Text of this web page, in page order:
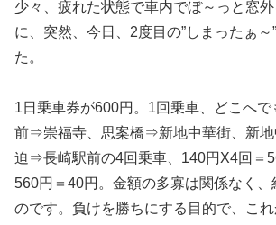
少々、疲れた状態で車内でぼ～っと窓
に、突然、今日、2度目の”しまったぁ～
た。
1日乗車券が600円。1回乗車、どこへ
前⇒崇福寺、思案橋⇒新地中華街、新
迫⇒長崎駅前の4回乗車、140円X4回＝
560円＝40円。金額の多寡は関係なく、
のです。負けを勝ちにする目的で、これ